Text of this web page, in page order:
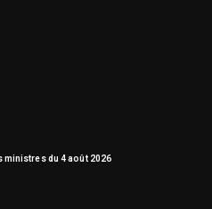
ministres du 4 août 2026